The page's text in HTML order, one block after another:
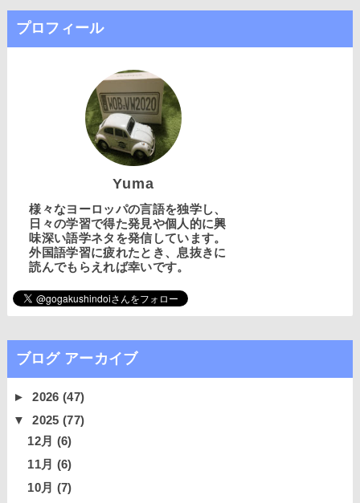
プロフィール
Yuma
様々なヨーロッパの言語を独学し、
日々の学習で得た発見や個人的に興
味深い語学ネタを発信しています。
外国語学習に疲れたとき、息抜きに
読んでもらえれば幸いです。
ブログ アーカイブ
►2026(47)
▼2025(77)
12月 (6)
11月 (6)
10月 (7)